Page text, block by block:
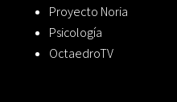
Proyecto Noria
Psicología
OctaedroTV